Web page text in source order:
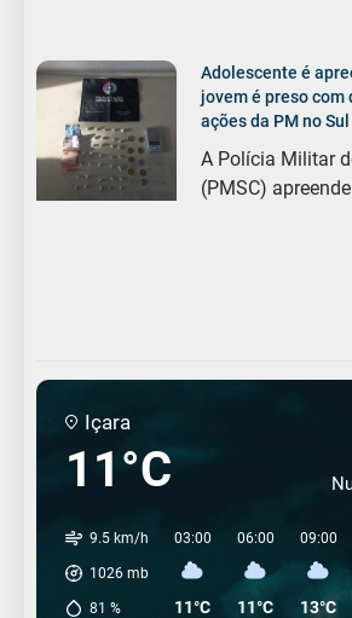
Adolescente é
jovem é preso com
ações da PM no Sul
A Polícia Militar
(PMSC)
Içara
11°C
9.5 km/h
1026 mb
81 %
03:00
11°C
06:00
11°C
09:00
13°C